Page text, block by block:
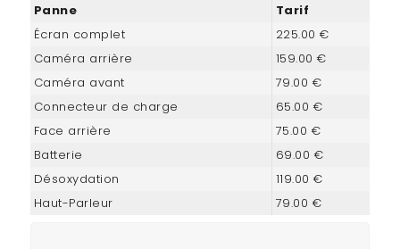
Panne
Tarif
Écran complet
225.00 €
Caméra arrière
159.00 €
Caméra avant
79.00 €
Connecteur de charge
65.00 €
Face arrière
75.00 €
Batterie
69.00 €
Désoxydation
119.00 €
Haut-Parleur
79.00 €